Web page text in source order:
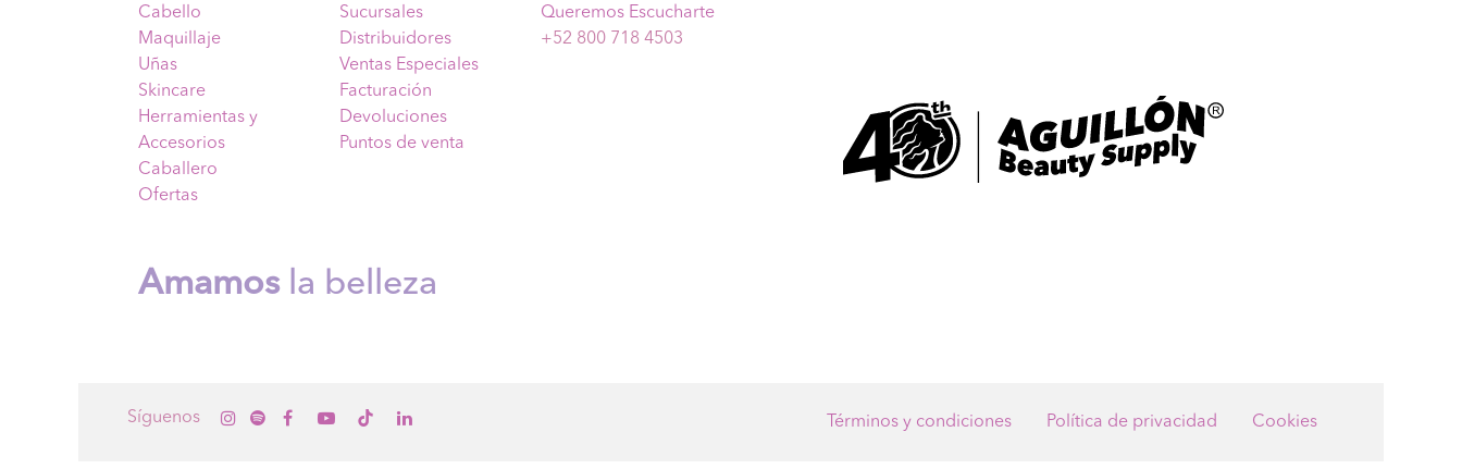
Cabello
Maquillaje
Uñas
Skincare
Herramientas y
Accesorios
Caballero
Ofertas
Sucursales
Distribuidores
Ventas Especiales
Facturación
Devoluciones
Puntos de venta
Queremos Escucharte
+52 800 718 4503
Amamosla belleza
Síguenos Términos y condiciones Política de privacidad Cookies